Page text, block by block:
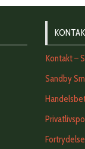
Kontakt –
Sandby
Fortrydelse